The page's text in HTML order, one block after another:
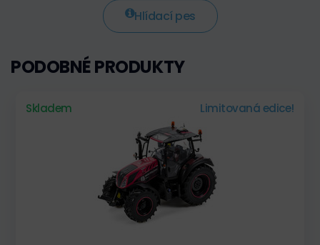
Hlídací pes
PODOBNÉ PRODUKTY
Skladem Limitovaná edice!